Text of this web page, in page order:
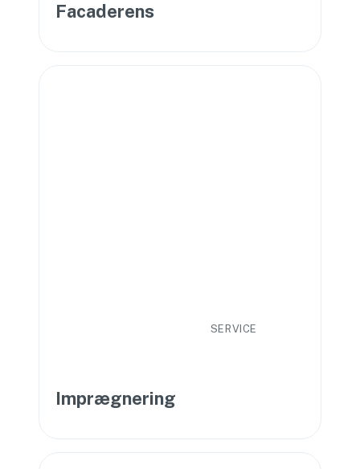
Facaderens
SERVICE
Imprægnering